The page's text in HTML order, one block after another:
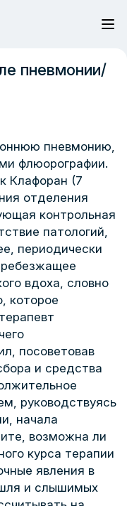
пневмонии/
пневмонию,
флюорографии.
Клафоран (7
отделения
контрольная
патологий,
периодически
вдоха, словно
которое
посоветовав
и средства
руководствуясь
начала
возможна ли
курса терапии
явления в
и слышимых